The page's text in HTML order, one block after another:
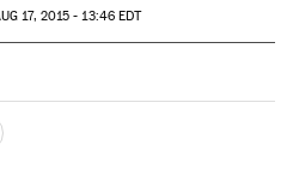
17, 2015 - 13:46EDT
Sociales